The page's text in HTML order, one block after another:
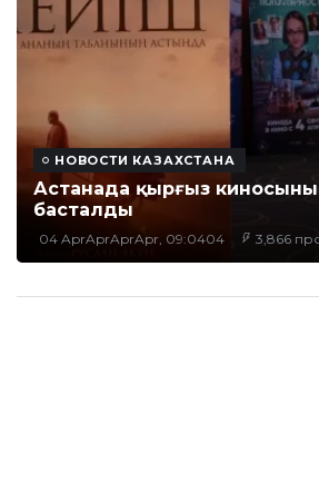
НОВОСТИ КАЗАХСТАНА
Астанада қырғыз
басталды
04 AprAprAprApr, 09:0404 3,866